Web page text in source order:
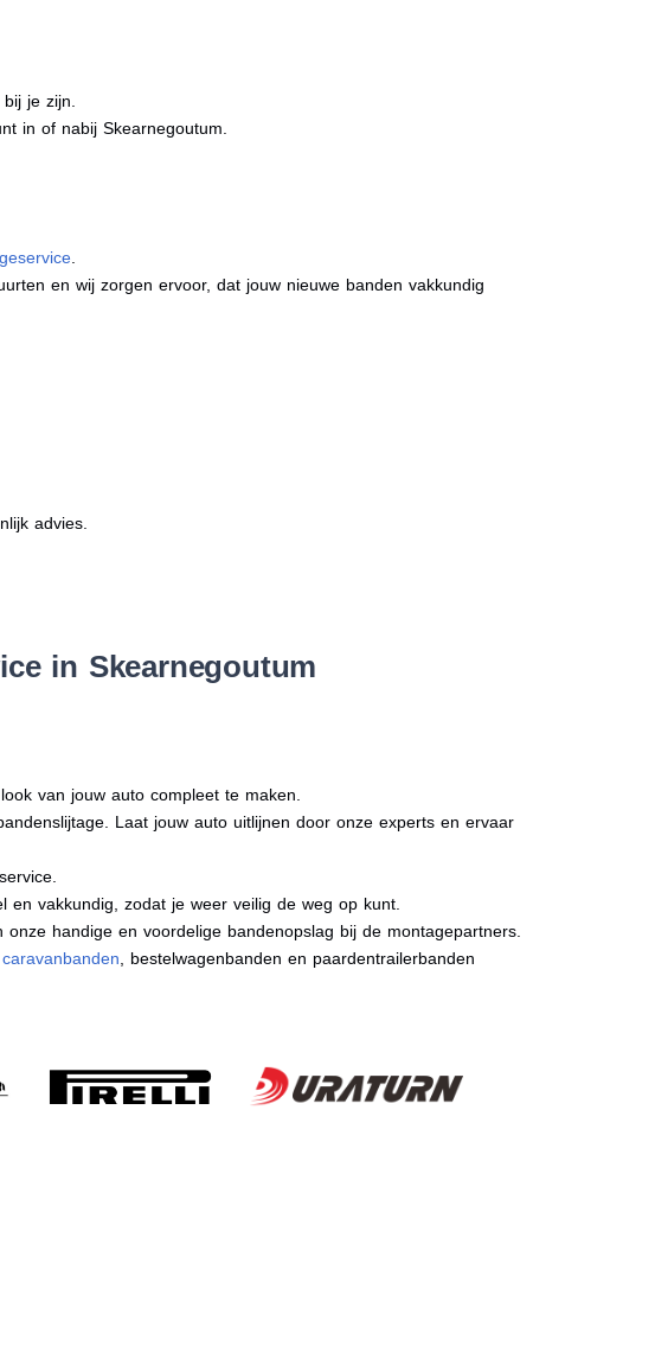
je zijn.
in of nabij Skearnegoutum.
.
en wij zorgen ervoor, dat jouw nieuwe banden vakkundig
advies.
in Skearnegoutum
van jouw auto compleet te maken.
Laat jouw auto uitlijnen door onze experts en ervaar
en vakkundig, zodat je weer veilig de weg op kunt.
handige en voordelige bandenopslag bij de montagepartners.
caravanbanden, bestelwagenbanden en paardentrailerbanden